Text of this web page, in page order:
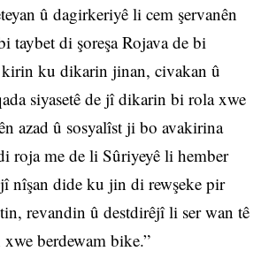
û dagirkeriyê li cem şervanên
taybet di şoreşa Rojava de bi
kirin ku dikarin jinan, civakan û
siyasetê de jî dikarin bi rola xwe
azad û sosyalîst ji bo avakirina
roja me de li Sûriyeyê li hember
nîşan dide ku jin di rewşeke pir
revandin û destdirêjî li ser wan tê
berdewam bike.”